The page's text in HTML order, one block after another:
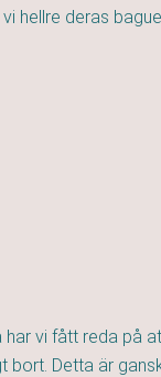
hellre deras
har vi fått reda på
bort. Detta är